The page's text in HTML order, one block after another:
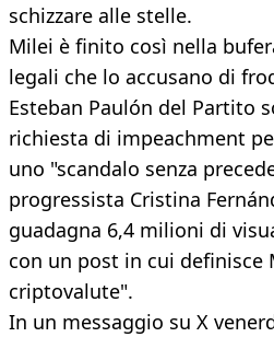
schizzare alle stelle.
Milei è finito così nella
legali che lo accusano di
Esteban Paulón del Partito
richiesta di impeachment
uno "scandalo senza
progressista Cristina
guadagna 6,4 milioni di
con un post in cui
criptovalute".
In un messaggio su X